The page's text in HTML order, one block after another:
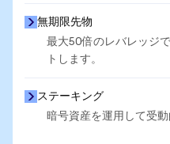
無期限先物
最大50倍のレバレッジ
トします。
ステーキング
暗号資産を運用して受